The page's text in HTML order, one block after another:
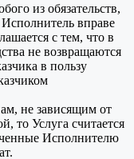
из обязательств,
вправе
с тем, что в
не возвращаются
в пользу
не зависящим от
то Услуга считается
Исполнителю